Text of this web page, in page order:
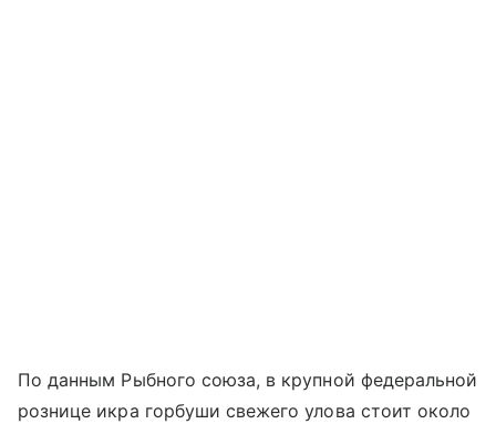
По данным Рыбного союза, в крупной федеральной
рознице икра горбуши свежего улова стоит около